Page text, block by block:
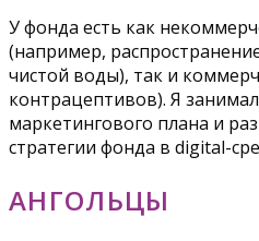
У фонда есть как
(например,
чистой воды), так и
контрацептивов). Я
маркетингового плана и
стратегии фонда в digital-
АНГОЛЬЦЫ